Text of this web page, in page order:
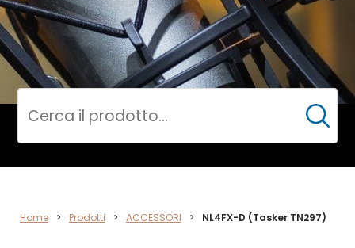
AUDIO
Cerca
Home > Prodotti > ACCESSORI > NL4FX-D (Tasker TN297)